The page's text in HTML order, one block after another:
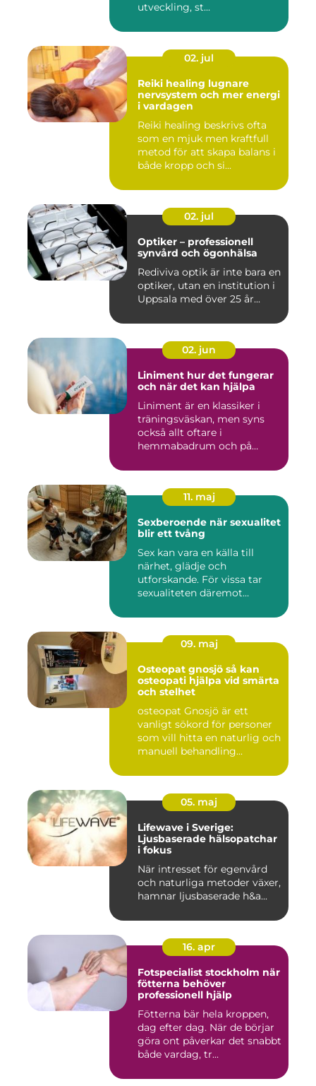
utveckling, st...
02. jul
Reiki healing lugnare
nervsystem och mer energi
i vardagen
Reiki healing beskrivs ofta
som en mjuk men kraftfull
metod för att skapa balans i
både kropp och si...
02. jul
Optiker – professionell
synvård och ögonhälsa
Rediviva optik är inte bara en
optiker, utan en institution i
Uppsala med över 25 år...
02. jun
Liniment hur det fungerar
och när det kan hjälpa
Liniment är en klassiker i
träningsväskan, men syns
också allt oftare i
hemmabadrum och på
11. maj
Sexberoende när sexualitet
blir ett tvång
Sex kan vara en källa till
närhet, glädje och
utforskande. För vissa tar
sexualiteten däremot
09. maj
Osteopat gnosjö så kan
osteopati hjälpa vid smärta
och stelhet
osteopat Gnosjö är ett
vanligt sökord för personer
som vill hitta en naturlig och
manuell behandling...
05. maj
Lifewave i Sverige:
Ljusbaserade hälsopatchar
i fokus
När intresset för egenvård
och naturliga metoder växer,
hamnar ljusbaserade h&a...
16. apr
Fotspecialist stockholm när
fötterna behöver
professionell hjälp
Fötterna bär hela kroppen,
dag efter dag. När de börjar
göra ont påverkar det snabbt
både vardag, tr...